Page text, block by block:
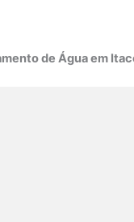
de Água em